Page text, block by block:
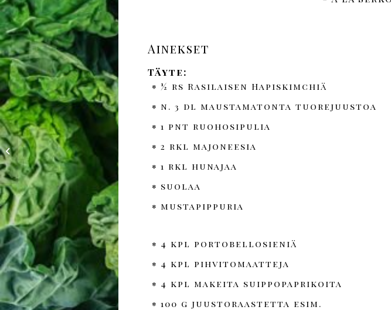
Ainekset
Täyte:
½ rs Rasilaisen Hapiskimchiä
n. 3 dl maustamatonta tuorejuustoa
1 pnt ruohosipulia
2 rkl majoneesia
1 rkl hunajaa
suolaa
mustapippuria
4 kpl portobellosieniä
4 kpl pihvitomaatteja
4 kpl makeita suippopaprikoita
100 g juustoraastetta esim.
Paistettua kirjolohta ja
paahdettuja kasviksia
Hapiskimchillä
maustetussa ...